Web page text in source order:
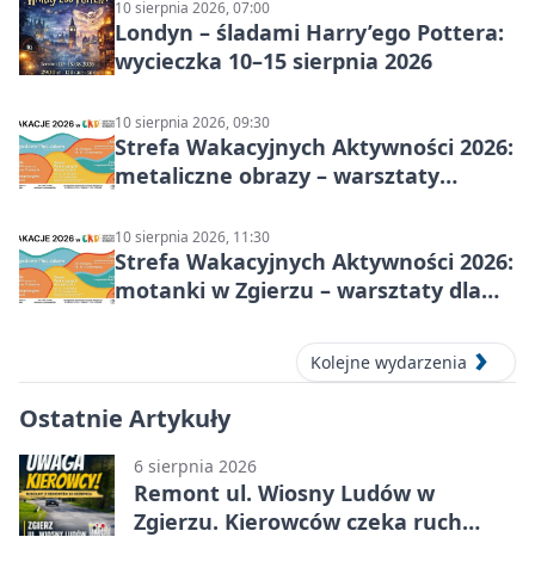
10 sierpnia 2026, 07:00
Londyn – śladami Harry’ego Pottera:
wycieczka 10–15 sierpnia 2026
10 sierpnia 2026, 09:30
Strefa Wakacyjnych Aktywności 2026:
metaliczne obrazy – warsztaty
10 sierpnia 2026, 11:30
Strefa Wakacyjnych Aktywności 2026:
motanki w Zgierzu – warsztaty dla
Kolejne wydarzenia
Ostatnie Artykuły
6 sierpnia 2026
Remont ul. Wiosny Ludów w
Zgierzu. Kierowców czeka ruch